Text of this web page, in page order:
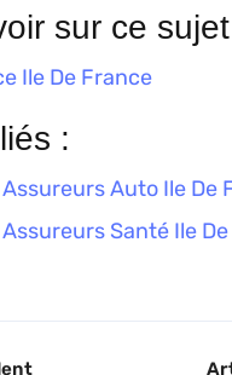
sur ce
Ile De France
:
Auto Ile De
Santé Ile